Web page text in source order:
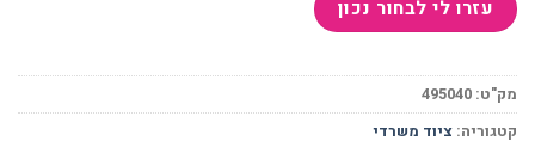
מק"ט:495040
קטגוריה:ציוד משרדי